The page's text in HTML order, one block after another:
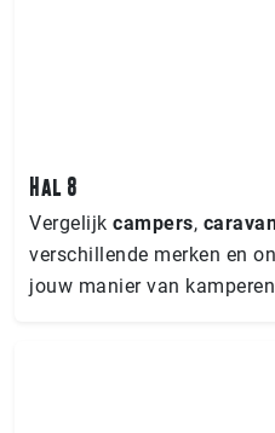
Hal 8
Vergelijk campers,
verschillende merken en
jouw manier van